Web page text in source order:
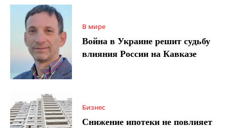
В мире
Война в Украине решит судьбу
влияния России на Кавказе
Бизнес
Снижение ипотеки не повлияет